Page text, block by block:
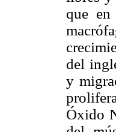
que en
del
y
Óxido